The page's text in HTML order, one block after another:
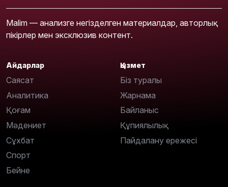
Malim — анализге негізделген материалдар, авторлық
пікірлер мен эксклюзив контент.
Айдарлар
Саясат
Аналитика
Қоғам
Мәдениет
Сұхбат
Спорт
Бейне
Қызмет
Біз туралы
Жарнама
Байланыс
Құпиялылық
Пайдалану ережесі